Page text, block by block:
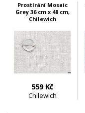
Prostírání Mosaic
Grey 36 cm x 48 cm,
Chilewich
559 Kč
Chilewich